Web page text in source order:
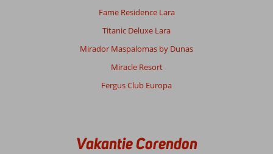
Fame Residence Lara
Titanic Deluxe Lara
Mirador Maspalomas by Dunas
Miracle Resort
Fergus Club Europa
Vakantie Corendon